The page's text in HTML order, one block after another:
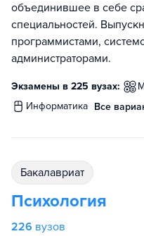
объединившее в себе
специальностей.
программистами,
администраторами.
Экзамены в 225 вузах:
информатика Все
бакалавриат
Психология
226 вузов